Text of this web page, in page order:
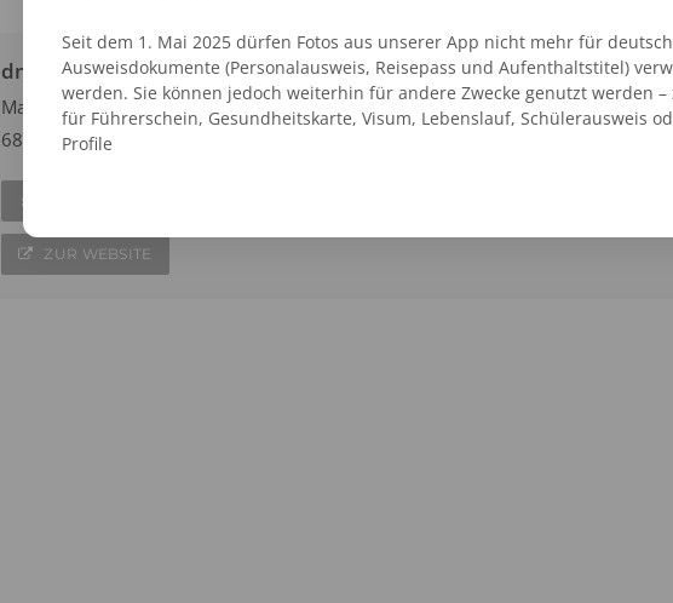
dm Passbildservice
Mannheimer Straße 189
68753 Waghäusel
07254 - 203752
ZUR WEBSITE
Seit dem 1. Mai 2025 dürfen Fotos aus unserer App nicht mehr für
Ausweisdokumente (Personalausweis, Reisepass und Aufenthaltstitel)
werden. Sie können jedoch weiterhin für andere Zwecke genutzt werden –
für Führerschein, Gesundheitskarte, Visum, Lebenslauf, Schülerausweis
Profile